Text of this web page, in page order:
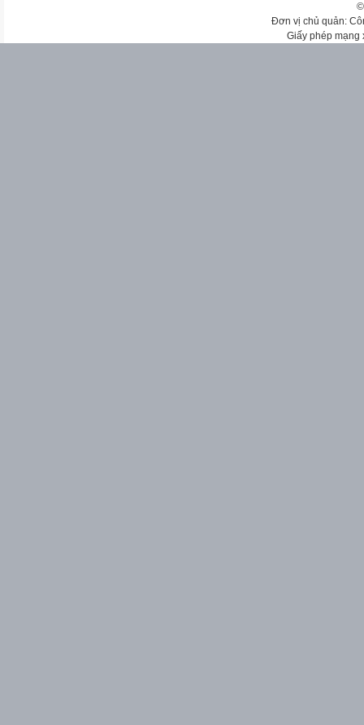
Đơn vị chủ quản:
Giấy phép mạng